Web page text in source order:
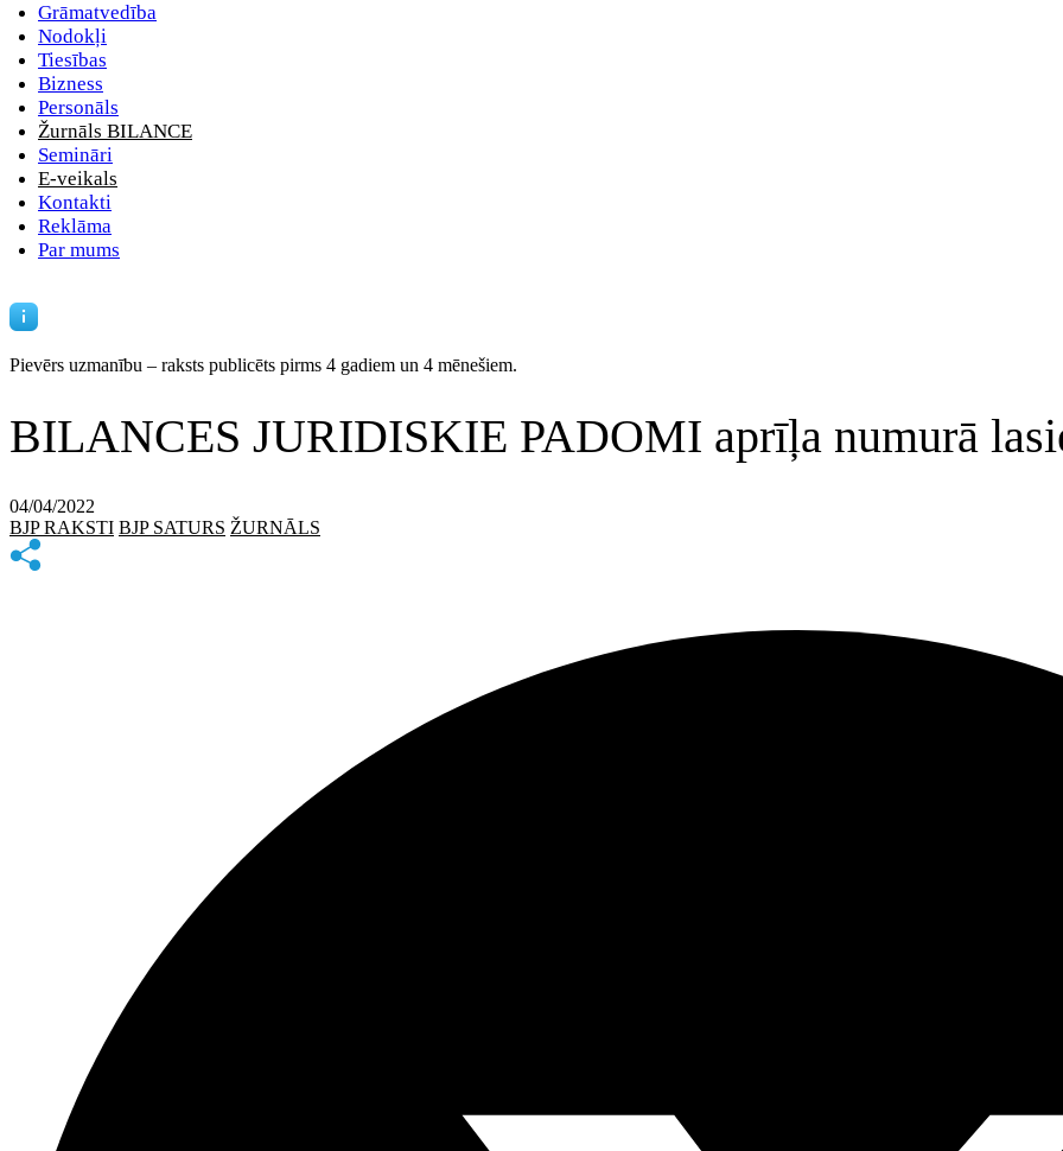
Grāmatvedība
Nodokļi
Tiesības
Bizness
Personāls
Žurnāls BILANCE
Semināri
E-veikals
Kontakti
Reklāma
Par mums
Pievērs uzmanību – raksts publicēts pirms 4 gadiem un 4 mēnešiem.
BILANCES JURIDISKIE PADOMI aprīļa numurā
04/04/2022
BJP RAKSTI BJP SATURS ŽURNĀLS